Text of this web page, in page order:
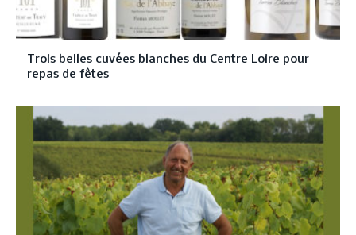
Trois belles cuvées blanches du Centre Loire pour
repas de fêtes